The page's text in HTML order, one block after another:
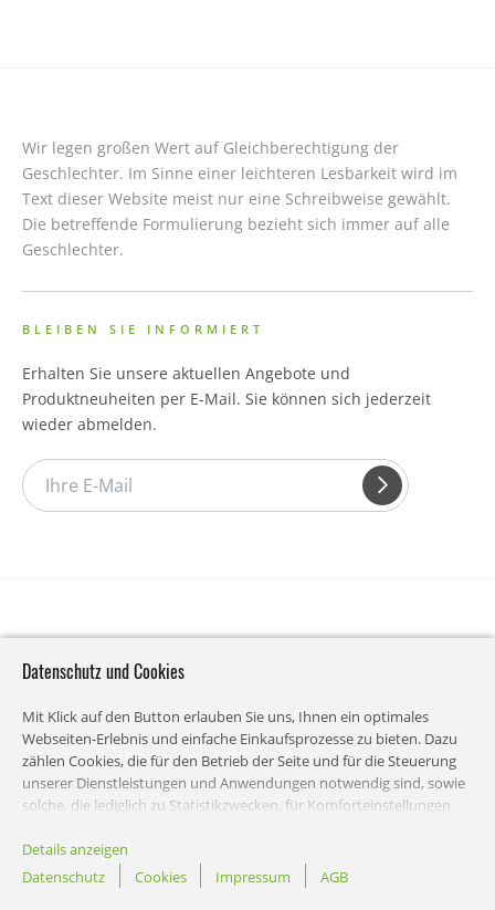
Wir legen großen Wert auf Gleichberechtigung der
Geschlechter. Im Sinne einer leichteren Lesbarkeit wird im
Text dieser Website meist nur eine Schreibweise gewählt.
Die betreffende Formulierung bezieht sich immer auf alle
Geschlechter.
BLEIBEN SIE INFORMIERT
Erhalten Sie unsere aktuellen Angebote und
Produktneuheiten per E-Mail. Sie können sich jederzeit
wieder abmelden.
Datenschutz und Cookies
Mit Klick auf den Button erlauben Sie uns, Ihnen ein optimales
Webseiten-Erlebnis und einfache Einkaufsprozesse zu bieten. Dazu
zählen Cookies, die für den Betrieb der Seite und für die Steuerung
unserer Dienstleistungen und Anwendungen notwendig sind, sowie
solche, die lediglich zu Statistikzwecken, für Komforteinstellungen
können selbst entscheiden, welche Kategorien Sie zulassen möchten
und die Einstellungen zur Datennutzung individuell anpassen. Bitte
beachten Sie, dass auf Basis Ihrer Einstellungen womöglich nicht alle
Details anzeigen
Datenschutz
Cookies Impressum AGB